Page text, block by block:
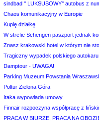
sindbad '' LUKSUSOWY'' autobus z
Chaos komunikacyjny w Europie
Kupię działkę
W strefie Schengen paszport jednak
Znasz krakowski hotel w którym nie
Tragiczny wypadek polskiego autokaru
Damptour - UWAGA!
Parking Muzeum Powstania
Poltur Zielona Góra
Itaka wypowiada umowy
Finnair rozpoczyna współpracę z
PRACA W BIURZE, PRACA NA